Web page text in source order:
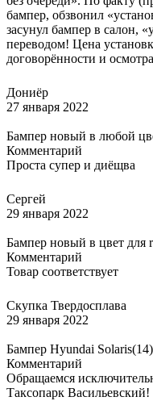
бампер, обзвонил
засунул бампер в салон,
переводом! Цена
договорённости и
Дониёр
27 января 2022
Бампер новый в любой
Комментарий
Проста супер и диёщва
Сергей
29 января 2022
Бампер новый в цвет для
Комментарий
Товар соответствует
Скупка Твердосплава
29 января 2022
Бампер Hyundai
Комментарий
Обращаемся
Таксопарк Васильевский!